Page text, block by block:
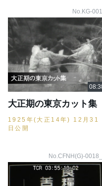
No.KG-
大正期の東京カット集
1925年(大正14年) 12月31
日公開
No.CFNH(G)-